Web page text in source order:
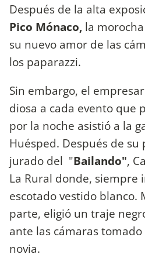
Después de la alta
Pico Mónaco, la
su nuevo amor de las
los paparazzi.
Sin embargo, el
diosa a cada evento que
por la noche asistió a la
Huésped. Después de
jurado del "Bailando",
La Rural donde, siempre
escotado vestido blanco.
parte, eligió un traje
ante las cámaras
novia.